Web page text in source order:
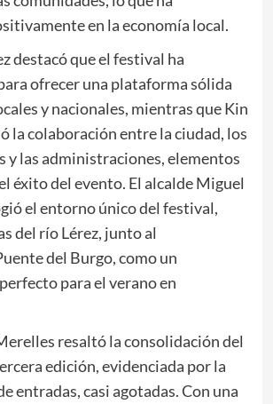
en la economía local.
destacó que el festival ha
ofrecer una plataforma sólida
y nacionales, mientras que Kin
la colaboración entre la ciudad, los
y las administraciones, elementos
éxito del evento. El alcalde Miguel
el entorno único del festival,
del río Lérez, junto al
del Burgo, como un
para el verano en
resaltó la consolidación del
edición, evidenciada por la
entradas, casi agotadas. Con una